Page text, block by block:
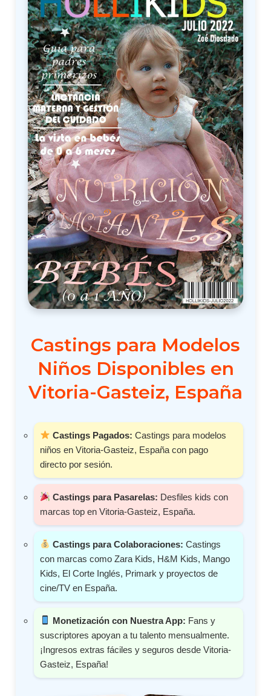
Castings para Modelos
Niños Disponibles en
Vitoria-Gasteiz, España
Castings Pagados: Castings para modelos
niños en Vitoria-Gasteiz, España con pago
directo por sesión.
Castings para Pasarelas: Desfiles kids con
marcas top en Vitoria-Gasteiz, España.
Castings para Colaboraciones: Castings
con marcas como Zara Kids, H&M Kids, Mango
Kids, El Corte Inglés, Primark y proyectos de
cine/TV en España.
Monetización con Nuestra App: Fans y
suscriptores apoyan a tu talento mensualmente.
¡Ingresos extras fáciles y seguros desde Vitoria-
Gasteiz, España!